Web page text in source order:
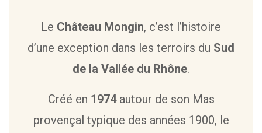
Le Château Mongin, c’est l’histoire
d’une exception dans les terroirs du Sud
de la Vallée du Rhône.
Créé en 1974autour de son Mas
provençal typique des années 1900, le